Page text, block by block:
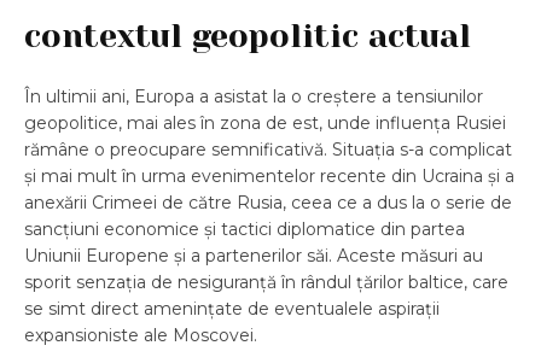
contextul geopolitic actual
În ultimii ani, Europa a asistat la o creștere a tensiunilor
geopolitice, mai ales în zona de est, unde influența Rusiei
rămâne o preocupare semnificativă. Situația s-a complicat
și mai mult în urma evenimentelor recente din Ucraina și a
anexării Crimeei de către Rusia, ceea ce a dus la o serie de
sancțiuni economice și tactici diplomatice din partea
Uniunii Europene și a partenerilor săi. Aceste măsuri au
sporit senzația de nesiguranță în rândul țărilor baltice, care
se simt direct amenințate de eventualele aspirații
expansioniste ale Moscovei.